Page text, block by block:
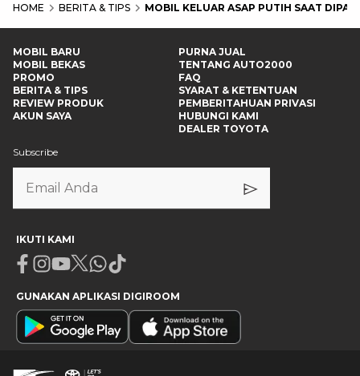
HOME BERITA & TIPS MOBIL KELUAR ASAP PUTIH SAAT
MOBIL BARU
MOBIL BEKAS
PROMO
BERITA & TIPS
REVIEW PRODUK
AKUN SAYA
PURNA JUAL
TENTANG AUTO2000
FAQ
SYARAT & KETENTUAN
PEMBERITAHUAN PRIVASI
HUBUNGI KAMI
DEALER TOYOTA
Subscribe
IKUTI KAMI
Facebook
Instagram
Youtube
X Whatsapp
Tiktok
GUNAKAN APLIKASI DIGIROOM